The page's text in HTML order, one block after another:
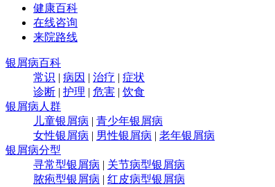
健康百科
在线咨询
来院路线
银屑病百科
常识 | 病因 | 治疗 | 症状
诊断 | 护理 | 危害 | 饮食
银屑病人群
儿童银屑病 | 青少年银屑病
女性银屑病 | 男性银屑病 | 老年银屑病
银屑病分型
寻常型银屑病 | 关节病型银屑病
脓疱型银屑病 | 红皮病型银屑病